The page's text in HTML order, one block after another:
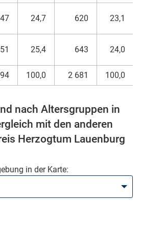
24,7 620 23,1
25,4 643 24,0
100,0 2 681 100,0
nach Altersgruppen in
mit den anderen
Herzogtum Lauenburg
in der Karte: